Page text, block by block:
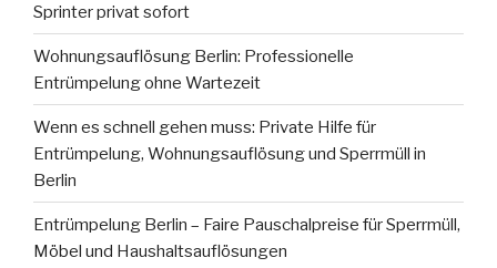
Sprinter privat sofort
Wohnungsauflösung Berlin: Professionelle
Entrümpelung ohne Wartezeit
Wenn es schnell gehen muss: Private Hilfe für
Entrümpelung, Wohnungsauflösung und Sperrmüll in
Berlin
Entrümpelung Berlin – Faire Pauschalpreise für Sperrmüll,
Möbel und Haushaltsauflösungen